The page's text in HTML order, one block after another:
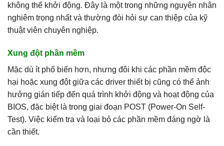
không thể khởi động. Đây là một trong những nguyên nhân
nghiêm trọng nhất và thường đòi hỏi sự can thiệp của kỹ
thuật viên chuyên nghiệp.
Xung đột phần mềm
Mặc dù ít phổ biến hơn, nhưng đôi khi các phần mềm độc
hại hoặc xung đột giữa các driver thiết bị cũng có thể ảnh
hưởng gián tiếp đến quá trình khởi động và hoạt động của
BIOS, đặc biệt là trong giai đoạn POST (Power-On Self-
Test). Việc kiểm tra và loại bỏ các phần mềm đáng ngờ là
cần thiết.